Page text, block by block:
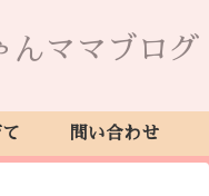
ママブログ
問い合わせ